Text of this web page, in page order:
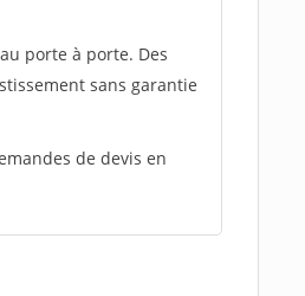
porte à porte. Des
sans garantie
de devis en